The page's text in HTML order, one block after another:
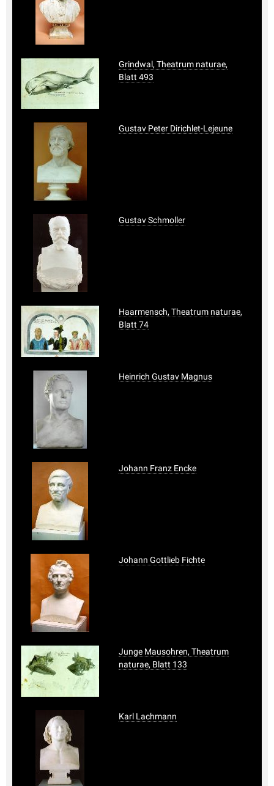
Grindwal, Theatrum naturae,
Blatt 493
Gustav Peter Dirichlet-Lejeune
Gustav Schmoller
Haarmensch, Theatrum naturae,
Blatt 74
Heinrich Gustav Magnus
Johann Franz Encke
Johann Gottlieb Fichte
Junge Mausohren, Theatrum
naturae, Blatt 133
Karl Lachmann